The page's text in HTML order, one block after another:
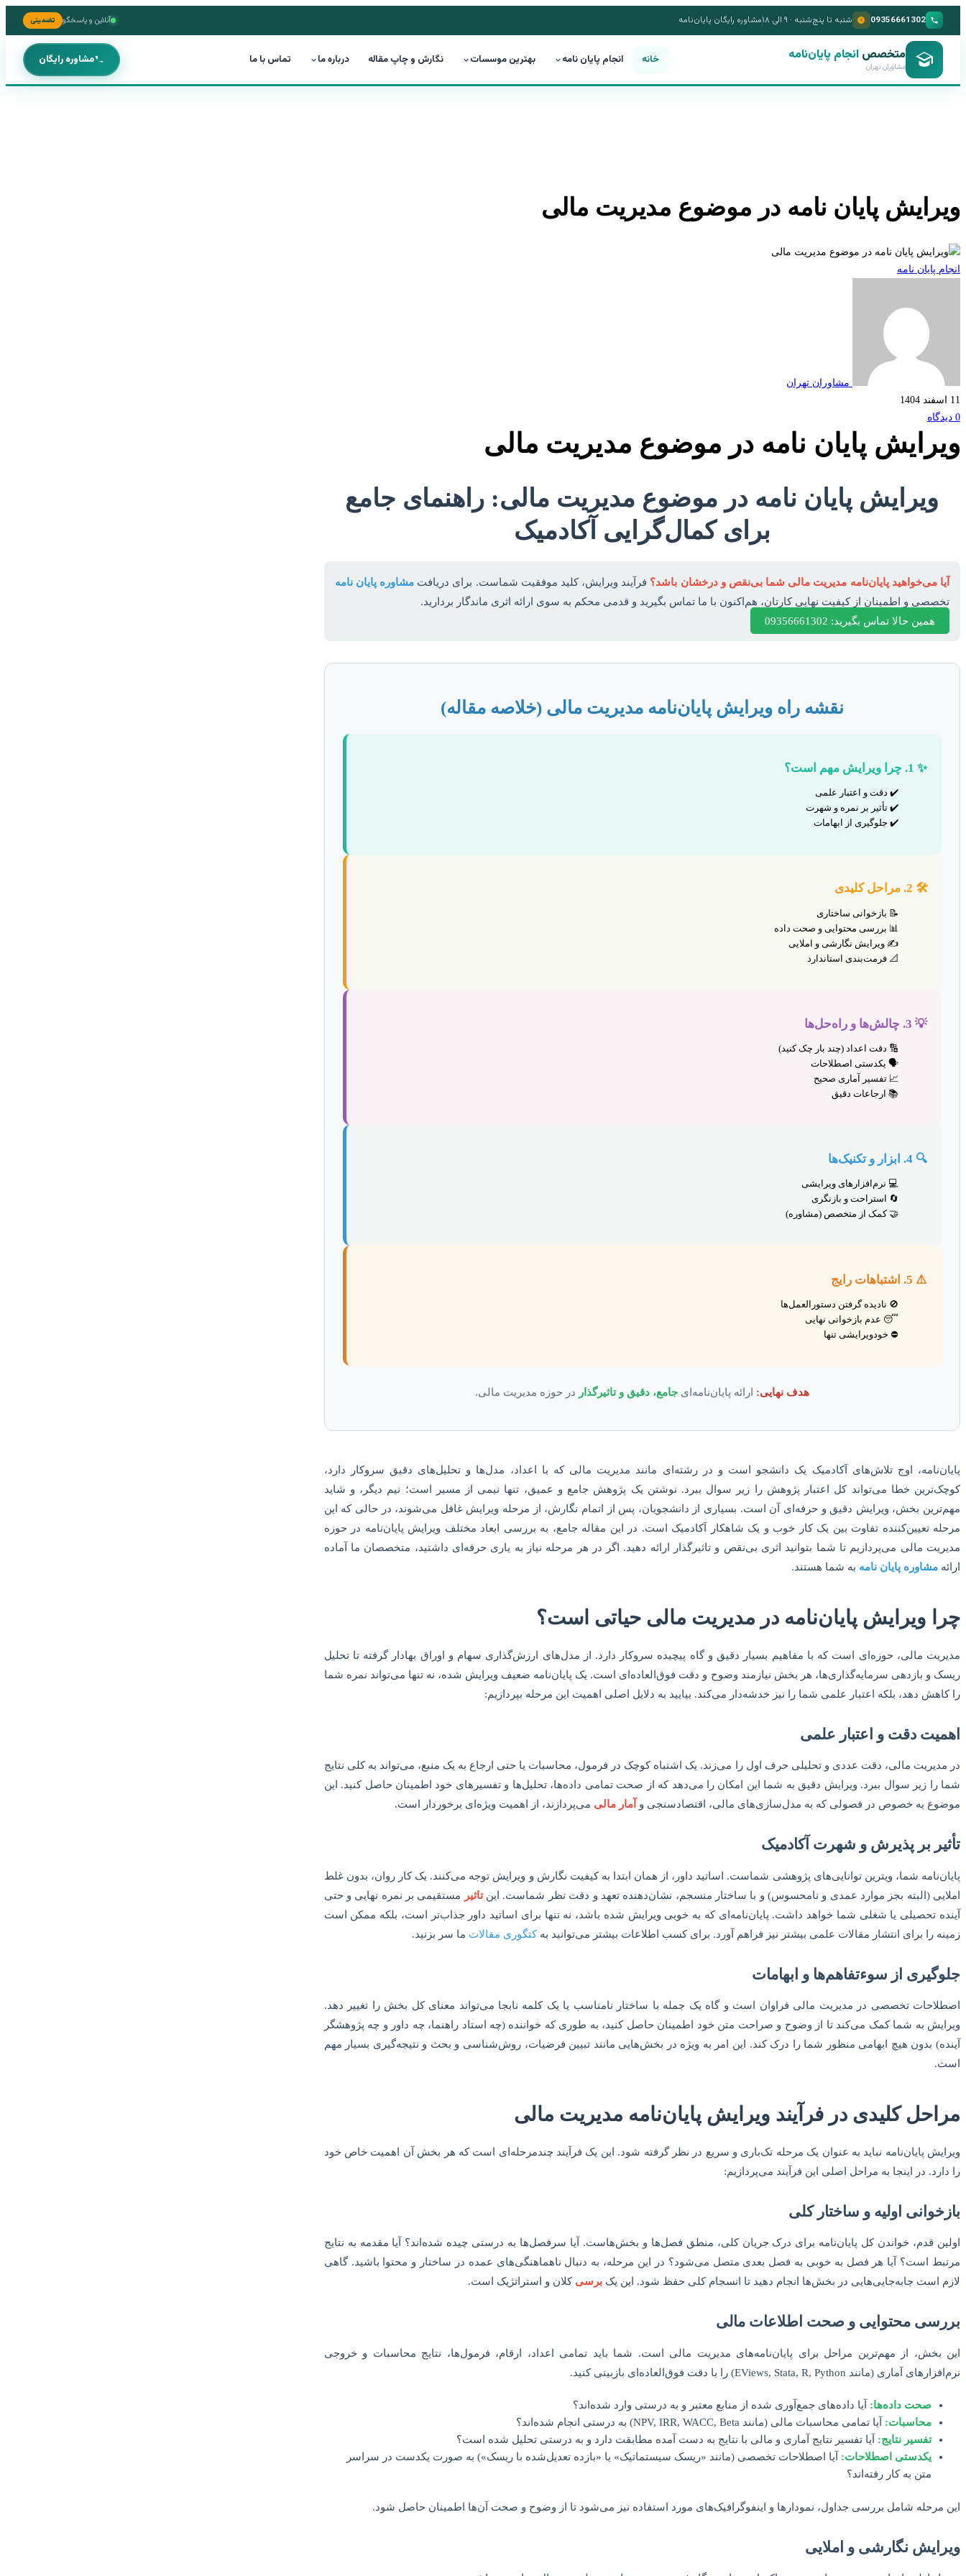
09356661302 شنبه تا پنج‌شنبه · ۹ الی ۱۸ مشاوره رایگان پایان‌نامه آنلاین و پاسخگو تضمینی
متخصص انجام پایان‌نامه
مشاوران تهران خانه انجام پایان نامه بهترین موسسات نگارش و چاپ مقاله درباره ما تماس با ما مشاوره رایگان
ویرایش پایان نامه در موضوع مدیریت مالی
انجام پایان نامه
مشاوران تهران
11 اسفند 1404
0 دیدگاه
ویرایش پایان نامه در موضوع مدیریت مالی
ویرایش پایان نامه در موضوع مدیریت مالی: راهنمای جامع
برای کمال‌گرایی آکادمیک
آیا می‌خواهید پایان‌نامه مدیریت مالی شما بی‌نقص و درخشان باشد؟ فرآیند ویرایش، کلید موفقیت شماست. برای دریافت مشاوره پایان نامه
تخصصی و اطمینان از کیفیت نهایی کارتان، هم‌اکنون با ما تماس بگیرید و قدمی محکم به سوی ارائه اثری ماندگار بردارید.
همین حالا تماس بگیرید: 09356661302
نقشه راه ویرایش پایان‌نامه مدیریت مالی (خلاصه مقاله)
✨ 1. چرا ویرایش مهم است؟
✔️ دقت و اعتبار علمی
✔️ تأثیر بر نمره و شهرت
✔️ جلوگیری از ابهامات
🛠️ 2. مراحل کلیدی
📝 بازخوانی ساختاری
📊 بررسی محتوایی و صحت داده
✍️ ویرایش نگارشی و املایی
📐 فرمت‌بندی استاندارد
💡 3. چالش‌ها و راه‌حل‌ها
🔢 دقت اعداد (چند بار چک کنید)
🗣️ یکدستی اصطلاحات
📈 تفسیر آماری صحیح
📚 ارجاعات دقیق
🔍 4. ابزار و تکنیک‌ها
💻 نرم‌افزارهای ویرایشی
🔄 استراحت و بازنگری
🤝 کمک از متخصص (مشاوره)
⚠️ 5. اشتباهات رایج
🚫 نادیده گرفتن دستورالعمل‌ها
😴 عدم بازخوانی نهایی
⛔️ خودویرایشی تنها
هدف نهایی: ارائه‌ پایان‌نامه‌ایجامع، دقیق و تاثیرگذار در حوزه مدیریت مالی.
پایان‌نامه، اوج تلاش‌های آکادمیک یک دانشجو است و در رشته‌ای مانند مدیریت مالی که با اعداد، مدل‌ها و تحلیل‌های دقیق سروکار دارد،
کوچک‌ترین خطا می‌تواند کل اعتبار پژوهش را زیر سوال ببرد. نوشتن یک پژوهش جامع و عمیق، تنها نیمی از مسیر است؛ نیم دیگر، و شاید
مهم‌ترین بخش، ویرایش دقیق و حرفه‌ای آن است. بسیاری از دانشجویان، پس از اتمام نگارش، از مرحله ویرایش غافل می‌شوند، در حالی که این
مرحله تعیین‌کننده تفاوت بین یک کار خوب و یک شاهکار آکادمیک است. در این مقاله جامع، به بررسی ابعاد مختلف ویرایش پایان‌نامه در حوزه
مدیریت مالی می‌پردازیم تا شما بتوانید اثری بی‌نقص و تاثیرگذار ارائه دهید. اگر در هر مرحله نیاز به یاری حرفه‌ای داشتید، متخصصان ما آماده
ارائه مشاوره پایان نامه به شما هستند.
چرا ویرایش پایان‌نامه در مدیریت مالی حیاتی است؟
مدیریت مالی، حوزه‌ای است که با مفاهیم بسیار دقیق و گاه پیچیده سروکار دارد. از مدل‌های ارزش‌گذاری سهام و اوراق بهادار گرفته تا تحلیل
ریسک و بازدهی سرمایه‌گذاری‌ها، هر بخش نیازمند وضوح و دقت فوق‌العاده‌ای است. یک پایان‌نامه ضعیف ویرایش شده، نه تنها می‌تواند نمره شما
را کاهش دهد، بلکه اعتبار علمی شما را نیز خدشه‌دار می‌کند. بیایید به دلایل اصلی اهمیت این مرحله بپردازیم:
اهمیت دقت و اعتبار علمی
در مدیریت مالی، دقت عددی و تحلیلی حرف اول را می‌زند. یک اشتباه کوچک در فرمول، محاسبات یا حتی ارجاع به یک منبع، می‌تواند به کلی نتایج
شما را زیر سوال ببرد. ویرایش دقیق به شما این امکان را می‌دهد که از صحت تمامی داده‌ها، تحلیل‌ها و تفسیرهای خود اطمینان حاصل کنید. این
موضوع به خصوص در فصولی که به مدل‌سازی‌های مالی، اقتصادسنجی و آمار مالی می‌پردازند، از اهمیت ویژه‌ای برخوردار است.
تأثیر بر پذیرش و شهرت آکادمیک
پایان‌نامه شما، ویترین توانایی‌های پژوهشی شماست. اساتید داور، از همان ابتدا به کیفیت نگارش و ویرایش توجه می‌کنند. یک کار روان، بدون غلط
املایی (البته بجز موارد عمدی و نامحسوس) و با ساختار منسجم، نشان‌دهنده تعهد و دقت نظر شماست. اینتاثیر مستقیمی بر نمره نهایی و حتی
آینده تحصیلی یا شغلی شما خواهد داشت. پایان‌نامه‌ای که به خوبی ویرایش شده باشد، نه تنها برای اساتید داور جذاب‌تر است، بلکه ممکن است
زمینه را برای انتشار مقالات علمی بیشتر نیز فراهم آورد. برای کسب اطلاعات بیشتر می‌توانید بهکتگوری مقالات ما سر بزنید.
جلوگیری از سوءتفاهم‌ها و ابهامات
اصطلاحات تخصصی در مدیریت مالی فراوان است و گاه یک جمله با ساختار نامناسب یا یک کلمه نابجا می‌تواند معنای کل بخش را تغییر دهد.
ویرایش به شما کمک می‌کند تا از وضوح و صراحت متن خود اطمینان حاصل کنید، به طوری که خواننده (چه استاد راهنما، چه داور و چه پژوهشگر
آینده) بدون هیچ ابهامی منظور شما را درک کند. این امر به ویژه در بخش‌هایی مانند تبیین فرضیات، روش‌شناسی و بحث و نتیجه‌گیری بسیار مهم
است.
مراحل کلیدی در فرآیند ویرایش پایان‌نامه مدیریت مالی
ویرایش پایان‌نامه نباید به عنوان یک مرحله تک‌باری و سریع در نظر گرفته شود. این یک فرآیند چندمرحله‌ای است که هر بخش آن اهمیت خاص خود
را دارد. در اینجا به مراحل اصلی این فرآیند می‌پردازیم:
بازخوانی اولیه و ساختار کلی
اولین قدم، خواندن کل پایان‌نامه برای درک جریان کلی، منطق فصل‌ها و بخش‌هاست. آیا سرفصل‌ها به درستی چیده شده‌اند؟ آیا مقدمه به نتایج
مرتبط است؟ آیا هر فصل به خوبی به فصل بعدی متصل می‌شود؟ در این مرحله، به دنبال ناهماهنگی‌های عمده در ساختار و محتوا باشید. گاهی
لازم است جابه‌جایی‌هایی در بخش‌ها انجام دهید تا انسجام کلی حفظ شود. این یک برسی کلان و استراتژیک است.
بررسی محتوایی و صحت اطلاعات مالی
این بخش، از مهم‌ترین مراحل برای پایان‌نامه‌های مدیریت مالی است. شما باید تمامی اعداد، ارقام، فرمول‌ها، نتایج محاسبات و خروجی
نرم‌افزارهای آماری (مانند EViews, Stata, R, Python) را با دقت فوق‌العاده‌ای بازبینی کنید.
صحت داده‌ها: آیا داده‌های جمع‌آوری شده از منابع معتبر و به درستی وارد شده‌اند؟
محاسبات: آیا تمامی محاسبات مالی (مانند NPV, IRR, WACC, Beta) به درستی انجام شده‌اند؟
تفسیر نتایج: آیا تفسیر نتایج آماری و مالی با نتایج به دست آمده مطابقت دارد و به درستی تحلیل شده است؟
یکدستی اصطلاحات: آیا اصطلاحات تخصصی (مانند «ریسک سیستماتیک» یا «بازده تعدیل‌شده با ریسک») به صورت یکدست در سراسر
متن به کار رفته‌اند؟
این مرحله شامل بررسی جداول، نمودارها و اینفوگرافیک‌های مورد استفاده نیز می‌شود تا از وضوح و صحت آن‌ها اطمینان حاصل شود.
ویرایش نگارشی و املایی